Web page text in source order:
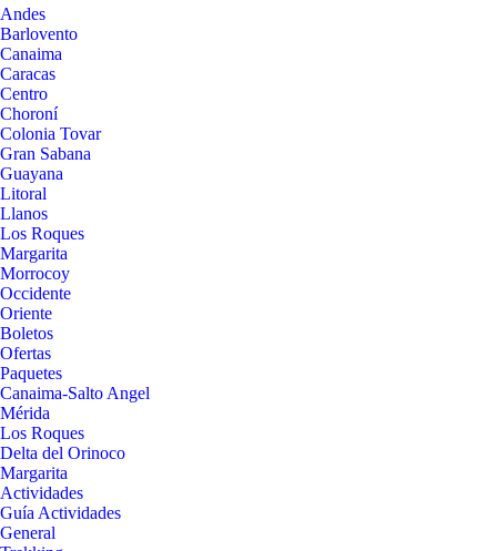
Andes
Barlovento
Canaima
Caracas
Centro
Choroní
Colonia Tovar
Gran Sabana
Guayana
Litoral
Llanos
Los Roques
Margarita
Morrocoy
Occidente
Oriente
Boletos
Ofertas
Paquetes
Canaima-Salto Angel
Mérida
Los Roques
Delta del Orinoco
Margarita
Actividades
Guía Actividades
General